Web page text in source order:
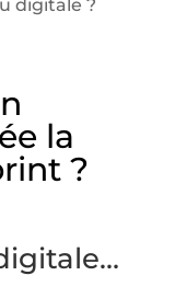
digitale ?
la
?